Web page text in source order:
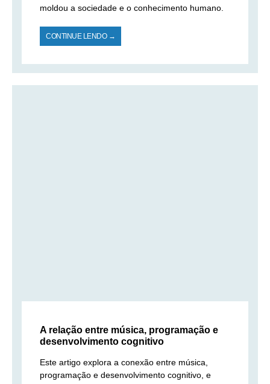
moldou a sociedade e o conhecimento humano.
CONTINUE LENDO →
A relação entre música, programação e
desenvolvimento cognitivo
Este artigo explora a conexão entre música,
programação e desenvolvimento cognitivo, e